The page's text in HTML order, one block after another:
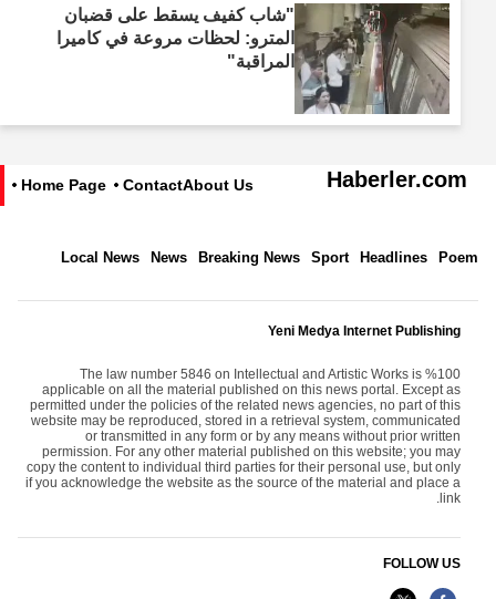
"شاب كفيف يسقط على قضبان
المترو: لحظات مروعة في كاميرا
المراقبة"
Haberler.com
About Us
Contact
Home Page
Poem
Headlines
Sport
Breaking News
News
Local News
Yeni Medya Internet Publishing
The law number 5846 on Intellectual and Artistic Works is %100
applicable on all the material published on this news portal. Except as
permitted under the policies of the related news agencies, no part of this
website may be reproduced, stored in a retrieval system, communicated
or transmitted in any form or by any means without prior written
permission. For any other material published on this website; you may
copy the content to individual third parties for their personal use, but only
if you acknowledge the website as the source of the material and place a
link.
FOLLOW US